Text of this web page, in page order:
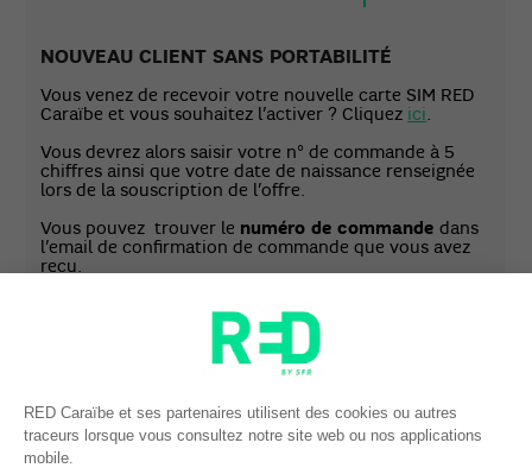
NOUVEAU CLIENT SANS PORTABILITÉ
Vous venez de recevoir votre nouvelle carte SIM RED
Caraïbe et vous souhaitez l’activer ? Cliquez ici.
Vous devrez alors saisir votre n° de commande à 5
chiffres ainsi que votre date de naissance renseignée
lors de la souscription de l’offre.
Vous pouvez trouver le numéro de commandedans
l’email de confirmation de commande que vous avez
reçu.
votre carte SIM. Saisissez le code d’activation
correspondant aux 4 derniers chiffres du numéro de
série situé au dos de votre carte SIM, puis cliquez sur
Vous recevez alors un message vous indiquant que
votre carte SIM est en cours d’activation. Le délai
d’activation est d’une heure maximum.